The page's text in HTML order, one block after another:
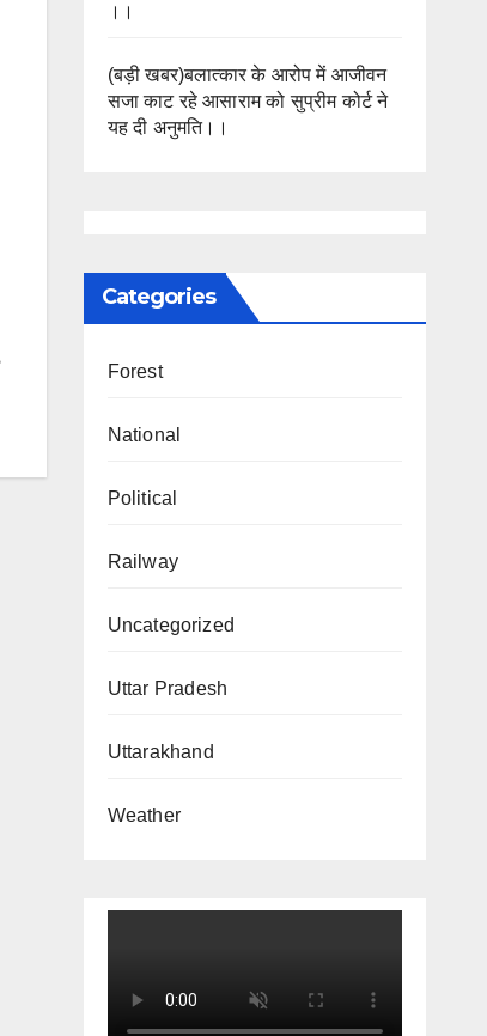
।।
(बड़ी खबर)बलात्कार के आरोप में आजीवन
सजा काट रहे आसाराम को सुप्रीम कोर्ट ने
यह दी अनुमति।।
Categories
Forest
National
Political
Railway
Uncategorized
Uttar Pradesh
Uttarakhand
Weather